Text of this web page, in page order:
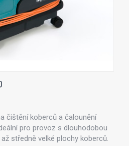
čištění koberců a čalounění
pro provoz s dlouhodobou
středně velké plochy koberců.